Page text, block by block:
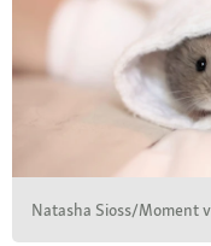
Natasha Sioss/Moment